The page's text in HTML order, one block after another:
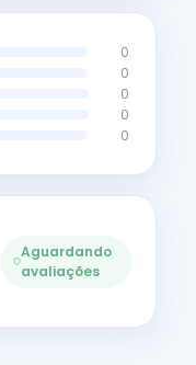
0
0
0
0
0
Aguardando
avaliações